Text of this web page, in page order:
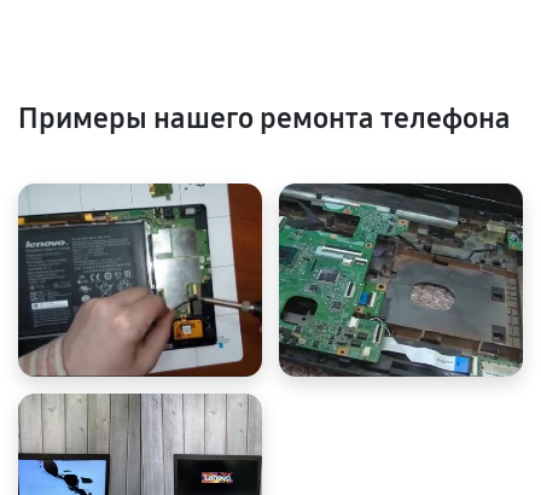
Примеры нашего ремонта телефона